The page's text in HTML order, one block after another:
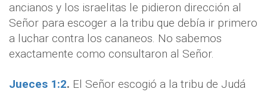
ancianos y los israelitas le pidieron dirección al
Señor para escoger a la tribu que debía ir primero
a luchar contra los cananeos. No sabemos
exactamente como consultaron al Señor.
Jueces 1:2. El Señor escogió a la tribu de Judá